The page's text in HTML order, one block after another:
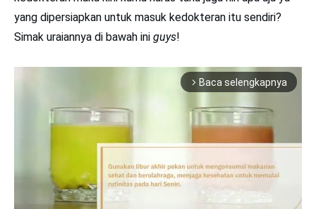
yang dipersiapkan untuk masuk kedokteran itu sendiri?
Simak uraiannya di bawah ini guys!
arrow_forward_ios Baca selengkapnya